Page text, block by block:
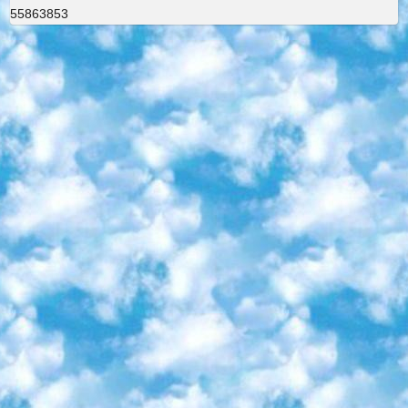
55863853